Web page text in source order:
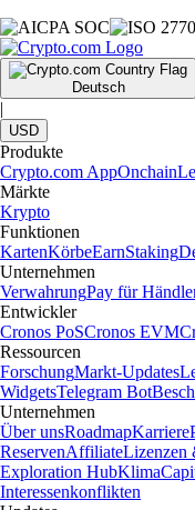
Deutsch
|
USD
Produkte
Crypto.com AppOnchain
Märkte
Krypto
Funktionen
KartenKörbeEarnStaking
Unternehmen
VerwahrungPay für
Entwickler
Cronos PoSCronos EVM
Ressourcen
ForschungMarkt-Updates
WidgetsTelegram Bot
Unternehmen
Über unsRoadmapKarriere
ReservenAffiliateLizenzen
Exploration HubKlima
Interessenkonflikten